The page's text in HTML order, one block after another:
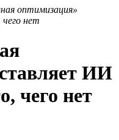
оптимизация»
нет
ИИ
чего нет